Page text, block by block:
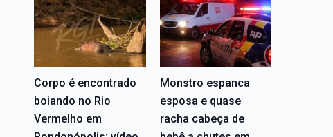
Corpo é encontrado
boiando no Rio
Vermelho em
Monstro espanca
esposa e quase
racha cabeça de